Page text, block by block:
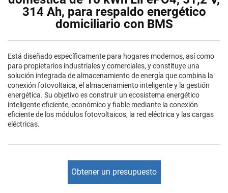
314 Ah, para respaldo energético
domiciliario con BMS
Está diseñado específicamente para hogares modernos, así como
para propietarios industriales y comerciales, y constituye una
solución integrada de almacenamiento de energía que combina la
conexión fotovoltaica, el almacenamiento inteligente y la gestión
energética. Su objetivo es construir un ecosistema energético
inteligente eficiente, económico y fiable mediante la conexión
eficiente de los módulos fotovoltaicos, la red eléctrica y las cargas
eléctricas.
Obtener un presupuesto